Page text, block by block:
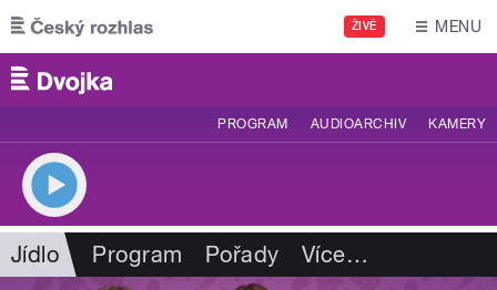
Přejít k hlavnímu obsahu
ŽIVĚ MENU
PROGRAM AUDIOARCHIV KAMERY
Jídlo Program Pořady Více…